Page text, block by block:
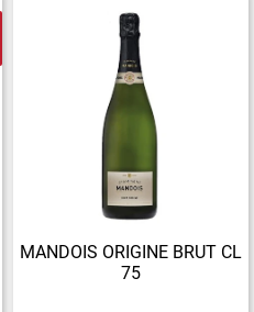
MANDOIS ORIGINE BRUT CL
75